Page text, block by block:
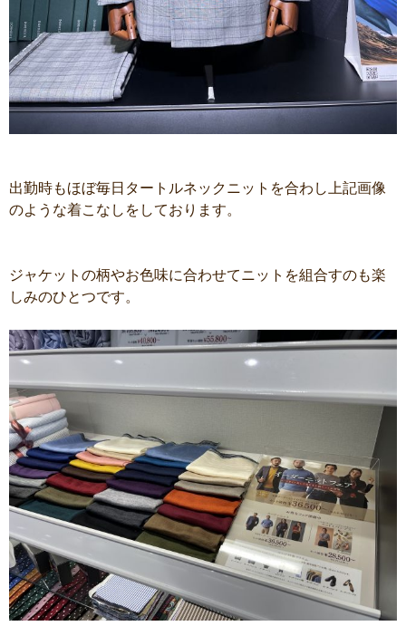
出勤時もほぼ毎日タートルネックニットを合わし上記画像
のような着こなしをしております。
ジャケットの柄やお色味に合わせてニットを組合すのも楽
しみのひとつです。